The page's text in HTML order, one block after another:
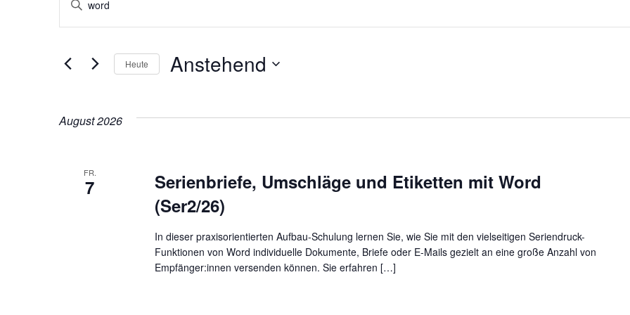
Suche
Ansichten,
Navigation
Suche
Schlüsselwort.
Heute Anstehend
August 2026
FR.
7
Serienbriefe, Umschläge und Etiketten mit Word
(Ser2/26)
In dieser praxisorientierten Aufbau-Schulung lernen Sie, wie Sie mit den vielseitigen Seriendruck-
Funktionen von Word individuelle Dokumente, Briefe oder E-Mails gezielt an eine große Anzahl von
Empfänger:innen versenden können. Sie erfahren […]